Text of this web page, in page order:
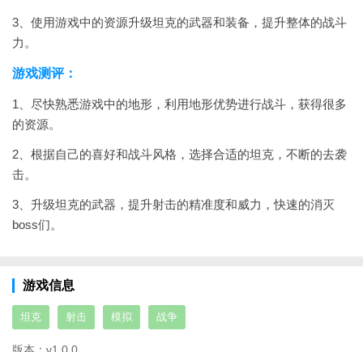
3、使用游戏中的资源升级坦克的武器和装备，提升整体的战斗
力。
游戏测评：
1、尽快熟悉游戏中的地形，利用地形优势进行战斗，获得很多
的资源。
2、根据自己的喜好和战斗风格，选择合适的坦克，不断的去袭
击。
3、升级坦克的武器，提升射击的精准度和威力，快速的消灭
boss们。
游戏信息
坦克 射击 模拟 战争